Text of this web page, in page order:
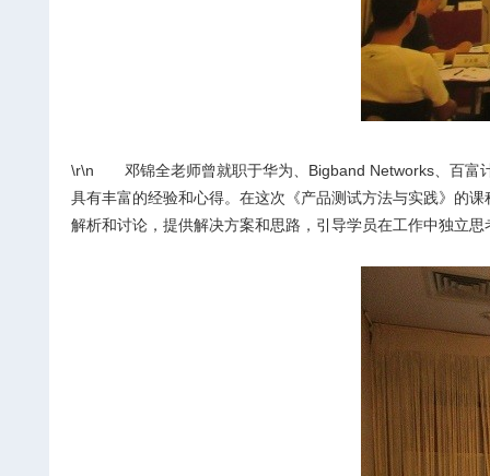
\r\n 邓锦全老师曾就职于华为、 Bigband Networks 、百
具有丰富的经验和心得。在这次《产品测试方法与实践》的
解析和讨论，提供解决方案和思路，引导学员在工作中独立思